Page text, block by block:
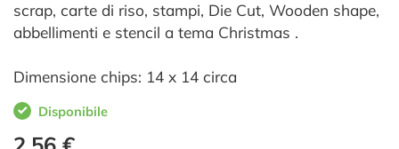
scrap, carte di riso, stampi, Die Cut, Wooden shape,
abbellimenti e stencil a tema Christmas .
Dimensione chips: 14 x 14 circa
Disponibile